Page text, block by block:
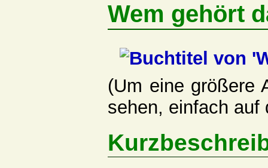
Wem gehört
(Um eine größere
sehen, einfach auf